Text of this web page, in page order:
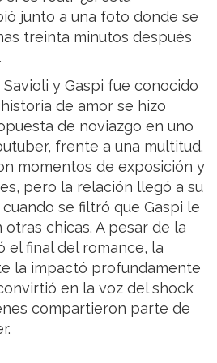
junto a una foto donde se
treinta minutos después
y Gaspi fue conocido
de amor se hizo
de noviazgo en uno
frente a una multitud.
momentos de exposición y
pero la relación llegó a su
se filtró que Gaspi le
chicas. A pesar de la
el final del romance, la
la impactó profundamente
en la voz del shock
compartieron parte de